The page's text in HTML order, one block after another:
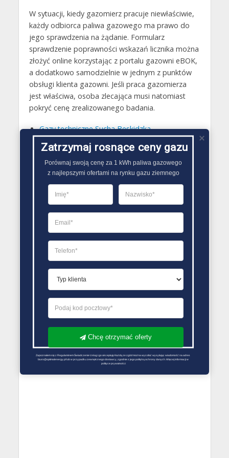
W sytuacji, kiedy gazomierz pracuje niewłaściwie,
każdy odbiorca paliwa gazowego ma prawo do
jego sprawdzenia na żądanie. Formularz
sprawdzenie poprawności wskazań licznika można
złożyć online korzystając z portalu gazowni eBOK,
a dodatkowo samodzielnie w jednym z punktów
obsługi klienta gazowni. Jeśli praca gazomierza
jest właściwa, osoba zlecająca musi natomiast
pokryć cenę zrealizowanego badania.
Gazy techniczne Sucha Beskidzka
Butle gazowe Sucha Beskidzka
Gaz płynny Sucha Beskidzka
LPG Sucha Beskidzka
Dostawcy gazu Sucha Beskidzka
PORÓWNYWARKA OFERT GAZU
Zatrzymaj rosnące ceny gazu
Porównaj swoją cenę za 1 kWh paliwa gazowego
z najlepszymi ofertami na rynku gazu ziemnego
Chcę otrzymać oferty
Zapoznałem się z Regulaminem Świadczenie Usług i go akceptuję Każdą ze zgód można wycofać wysyłając wiadomość na adres
biuro@optimalenergy.pl lub w przypadku zewnętrznego dostawcy, zgodnie z jego polityką ochrony danych. Więcej informacji w
polityce prywatności